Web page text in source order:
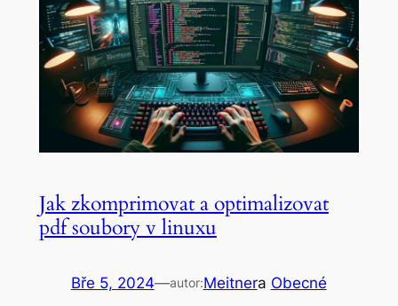
Jak zkomprimovat a optimalizovat
pdf soubory v linuxu
Bře 5, 2024—autor:Meitnera Obecné